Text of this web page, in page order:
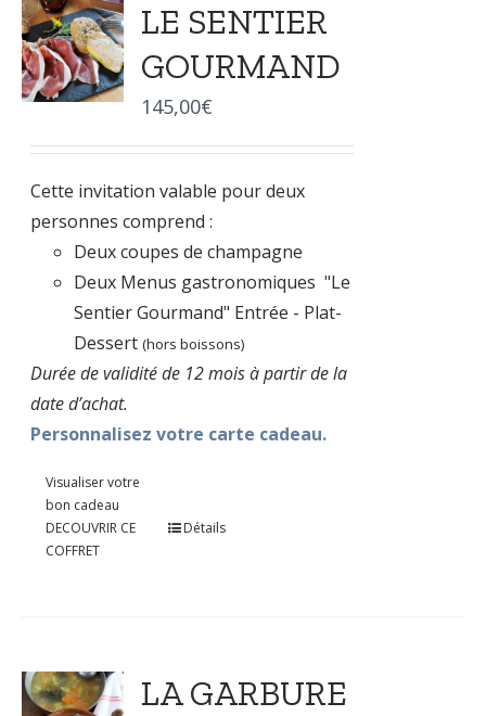
LE SENTIER
GOURMAND
145,00€
Cette invitation valable pour deux
personnes comprend :
Deux coupes de champagne
Deux Menus gastronomiques "Le
Sentier Gourmand" Entrée - Plat-
Dessert(hors boissons)
Durée de validité de 12 mois à partir de la
date d’achat.
Personnalisez votre carte cadeau.
Visualiser votre
bon cadeau
DECOUVRIR CE
COFFRET
Détails
LA GARBURE